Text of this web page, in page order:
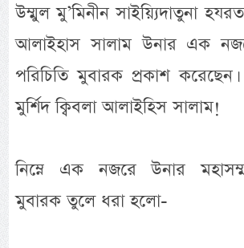
উম্মুল মু’মিনীন সাইয়্যিদাতুনা
আলাইহাস সালাম উনার এক
পরিচিতি মুবারক প্রকাশ
মুর্শিদ ক্বিবলা আলাইহিস সালাম!
নিম্নে এক নজরে উনার
মুবারক তুলে ধরা হলো-